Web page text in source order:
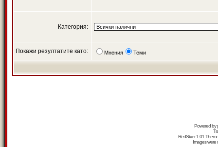
Категория:
Покажи резултатите като: Мнения Теми
Powered by
RedSilver 1.01
Images were